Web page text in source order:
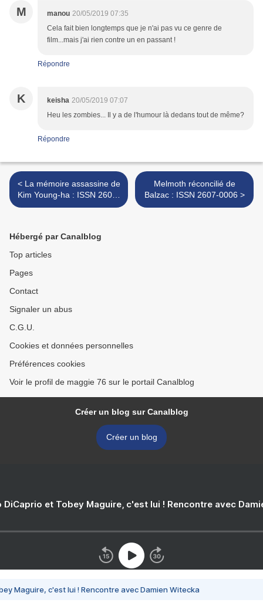
M manou 20/05/2019 07:35
Cela fait bien longtemps que je n'ai pas vu ce genre de
film...mais j'ai rien contre un en passant !
Répondre
K keisha 20/05/2019 07:07
Heu les zombies... Il y a de l'humour là dedans tout de même?
Répondre
< La mémoire assassine de
Kim Young-ha : ISSN 2607-
0006
Melmoth réconcilié de
Balzac : ISSN 2607-0006 >
Hébergé par Canalblog
Top articles
Pages
Contact
Signaler un abus
C.G.U.
Cookies et données personnelles
Préférences cookies
Voir le profil de maggie 76 sur le portail Canalblog
Créer un blog sur Canalblog
Créer un blog
DiCaprio et Tobey Maguire, c'est lui ! Rencontre avec
Maguire, c'est lui ! Rencontre avec Damien Witecka